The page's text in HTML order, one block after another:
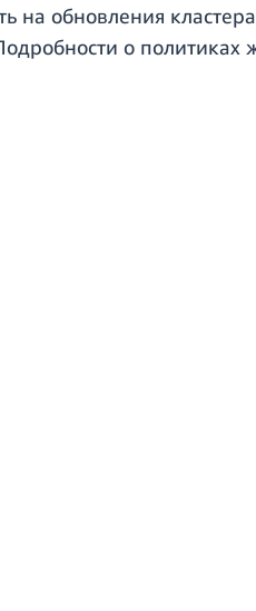
на обновления
о политиках